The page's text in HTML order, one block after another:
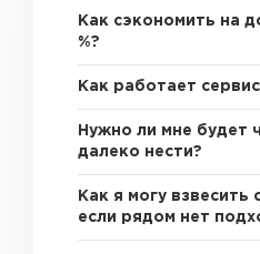
Как сэкономить на
%?
Как работает
Нужно ли мне будет
далеко нести?
Как я могу взвесить
если рядом нет